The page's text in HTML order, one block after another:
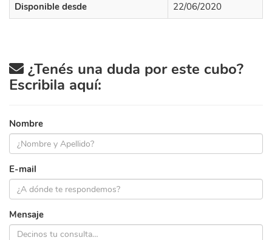
Disponible desde
22/06/2020
¿Tenés una duda por este cubo?
Escribila aquí:
Nombre
E-mail
Mensaje